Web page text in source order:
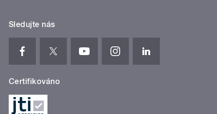
Sledujte nás
Certifikováno